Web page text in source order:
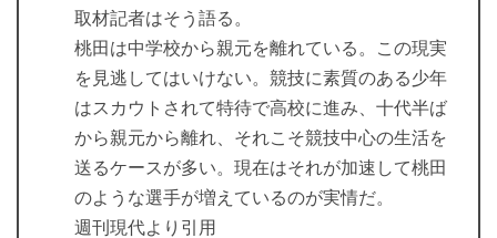
取材記者はそう語る。
桃田は中学校から親元を離れている。この現実
を見逃してはいけない。競技に素質のある少年
はスカウトされて特待で高校に進み、十代半ば
から親元から離れ、それこそ競技中心の生活を
送るケースが多い。現在はそれが加速して桃田
のような選手が増えているのが実情だ。
週刊現代より引用